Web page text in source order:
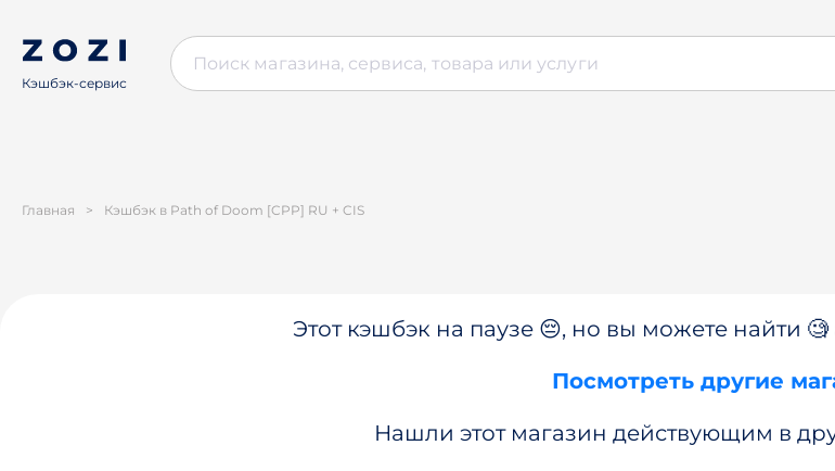
Кэшбэк-сервис
Главная > Кэшбэк в Path of Doom [CPP] RU + CIS
Этот кэшбэк на паузе 😔, но вы можете найти
Посмотреть другие
Нашли этот магазин действующим в